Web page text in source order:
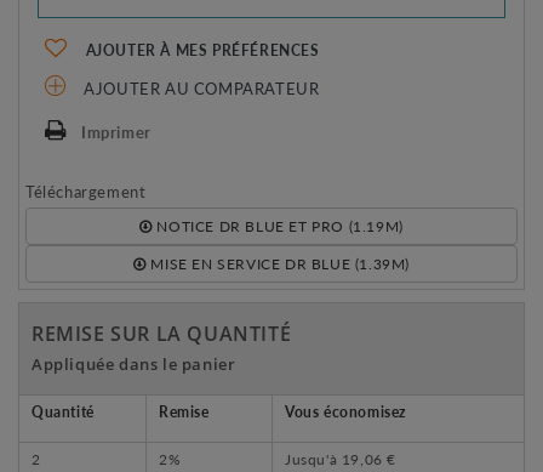
AJOUTER À MES PRÉFÉRENCES
AJOUTER AU COMPARATEUR
Imprimer
Téléchargement
NOTICE DR BLUE ET PRO (1.19M)
MISE EN SERVICE DR BLUE (1.39M)
REMISE SUR LA QUANTITÉ
Appliquée dans le panier
Quantité Remise Vous économisez
2 2% Jusqu'à 19,06 €